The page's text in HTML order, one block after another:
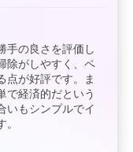
手の良さを評価し
除がしやすく、ペ
点が好評です。ま
で経済的だという
いもシンプルでイ